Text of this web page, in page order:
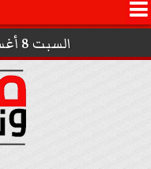
السبت 8 أغسطس 2026